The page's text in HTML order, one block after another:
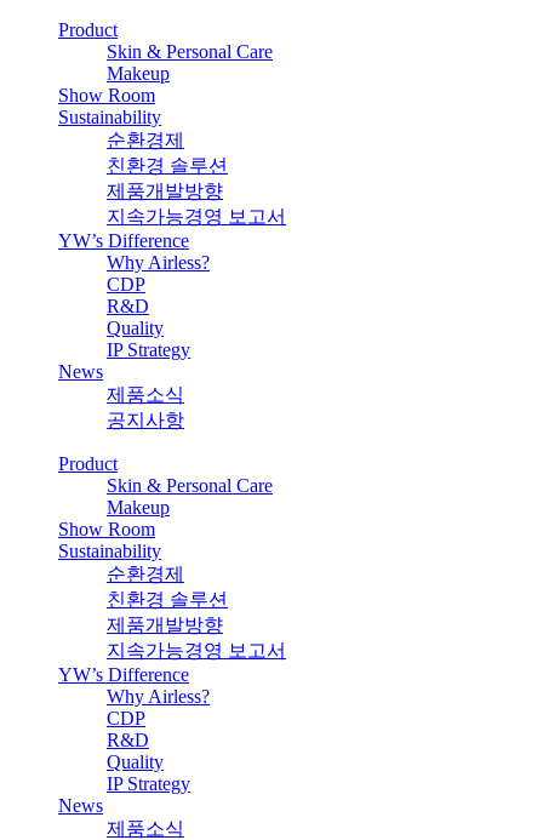
Product
Skin & Personal Care
Makeup
Show Room
Sustainability
순환경제
친환경 솔루션
제품개발방향
지속가능경영 보고서
YW’s Difference
Why Airless?
CDP
R&D
Quality
IP Strategy
News
제품소식
공지사항
Product
Skin & Personal Care
Makeup
Show Room
Sustainability
순환경제
친환경 솔루션
제품개발방향
지속가능경영 보고서
YW’s Difference
Why Airless?
CDP
R&D
Quality
IP Strategy
News
제품소식